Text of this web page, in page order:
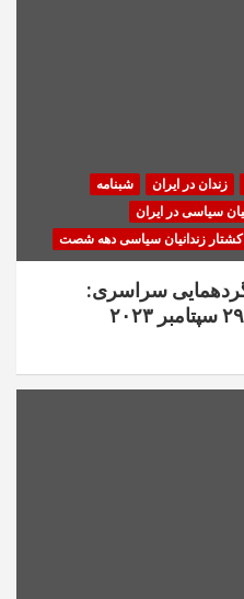
زندان در ایران
شبنامه
سیاسی در ایران
کشتار زندانیان سیاسی دهه شصت
سراسری: